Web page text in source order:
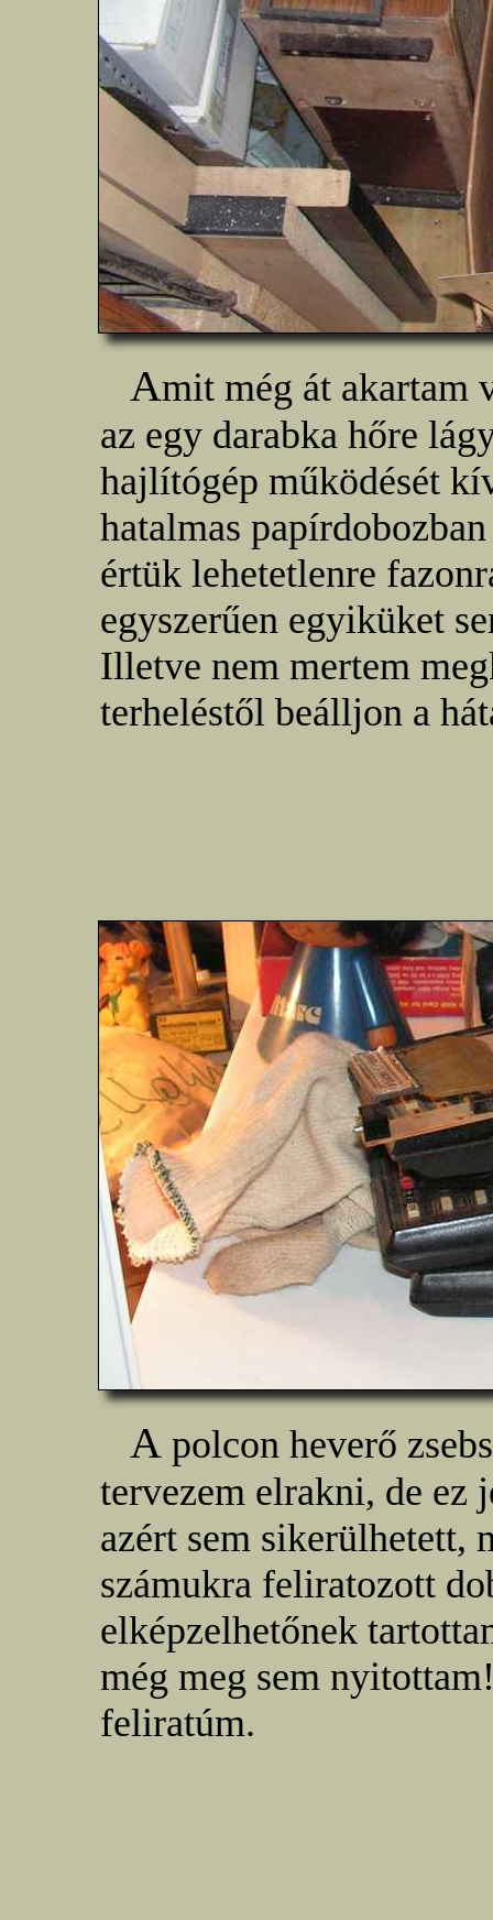
Amit még át akartam
az egy darabka hőre
hajlítógép működését
hatalmas
értük lehetetlenre
egyszerűen egyiküket
Illetve nem mertem
terheléstől beálljon a
A polcon heverő
tervezem elrakni, de ez
azért sem sikerülhetett,
számukra feliratozott
elképzelhetőnek
még meg sem
feliratúm.